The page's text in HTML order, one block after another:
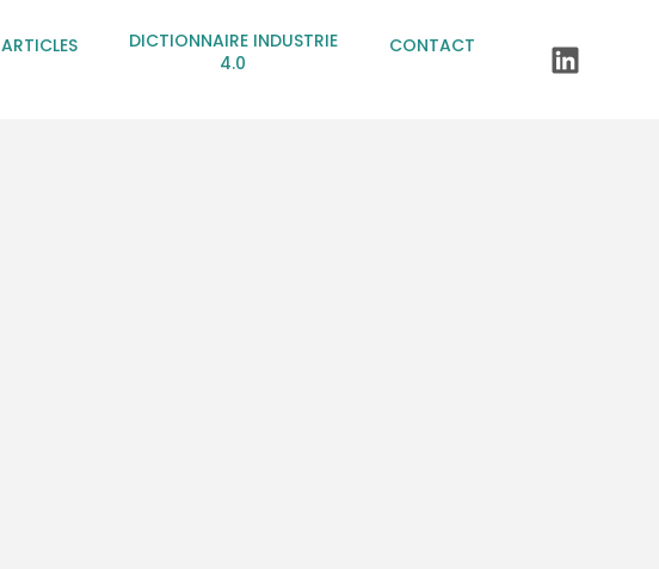
ARTICLES
DICTIONNAIRE INDUSTRIE
4.0
CONTACT